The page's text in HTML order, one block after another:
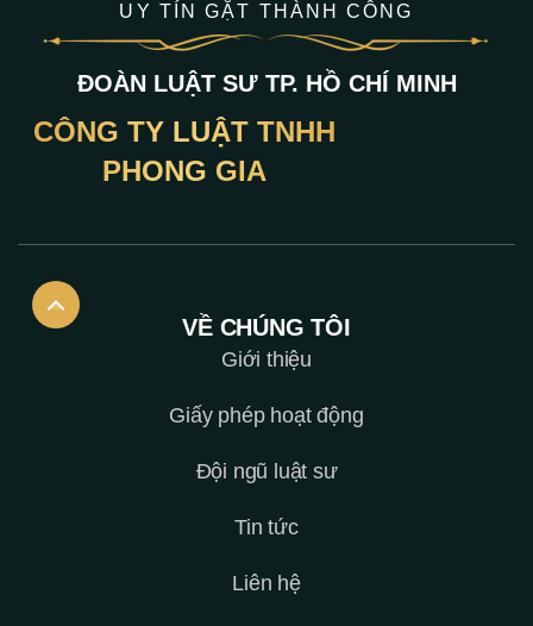
UY TÍN GẶT THÀNH CÔNG
ĐOÀN LUẬT SƯ TP. HỒ CHÍ MINH
CÔNG TY LUẬT TNHH
PHONG GIA
VỀ CHÚNG TÔI
Giới thiệu
Giấy phép hoạt động
Đội ngũ luật sư
Tin tức
Liên hệ